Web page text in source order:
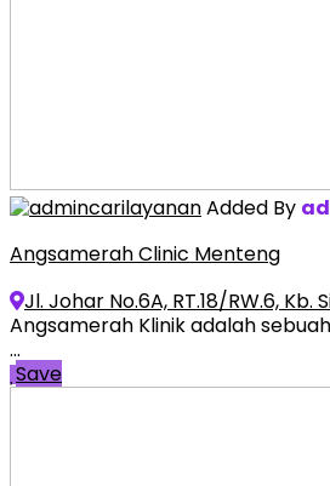
Added By
Angsamerah Clinic Menteng
Jl. Johar No.6A, RT.18/RW.6, Kb.
Angsamerah Klinik adalah
...
Save